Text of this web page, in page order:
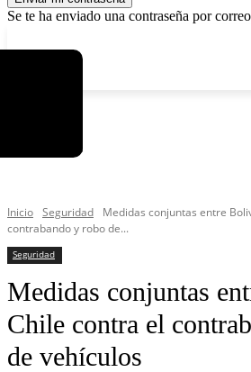
Se te ha enviado una contraseña por
Inicio Seguridad
Medidas conjuntas entre
contrabando y robo de...
Seguridad
Medidas conjuntas
Chile contra el
de vehículos